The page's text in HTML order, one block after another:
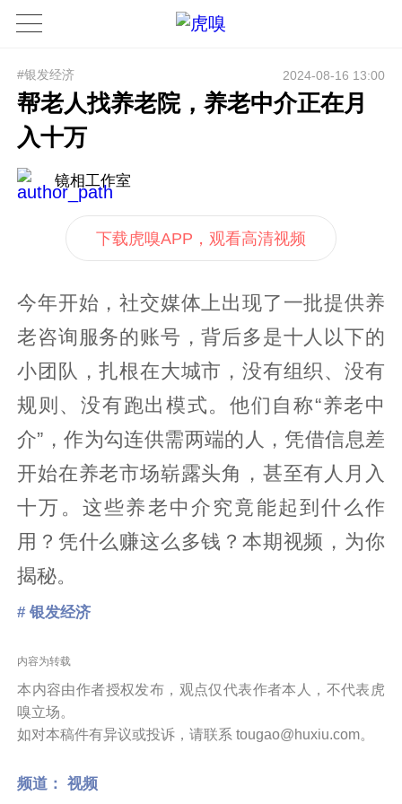
#银发经济 2024-08-16 13:00
帮老人找养老院，养老中介正在月
入十万
镜相工作室
下载虎嗅APP，观看高清视频
今年开始，社交媒体上出现了一批提供养
老咨询服务的账号，背后多是十人以下的
小团队，扎根在大城市，没有组织、没有
规则、没有跑出模式。他们自称“养老中
介”，作为勾连供需两端的人，凭借信息差
开始在养老市场崭露头角，甚至有人月入
十万。这些养老中介究竟能起到什么作
用？凭什么赚这么多钱？本期视频，为你
揭秘。
# 银发经济
内容为转载
本内容由作者授权发布，观点仅代表作者本人，不代表虎
嗅立场。
如对本稿件有异议或投诉，请联系 tougao@huxiu.com。
频道： 视频